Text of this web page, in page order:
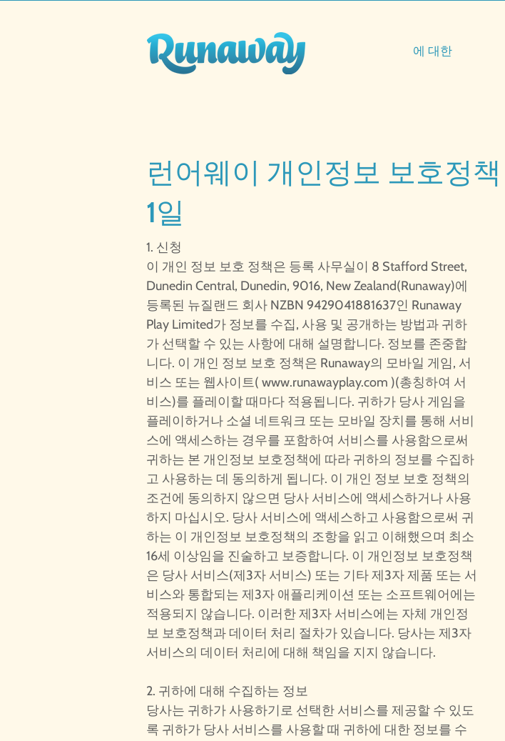
에 대한
런어웨이 개인정보 보호정
1일
1. 신청
이 개인 정보 보호 정책은 등록 사무실이 8 Stafford Street,
Dunedin Central, Dunedin, 9016, New Zealand(Runaway)에
등록된 뉴질랜드 회사 NZBN 9429041881637인 Runaway
Play Limited가 정보를 수집, 사용 및 공개하는 방법과 귀하
가 선택할 수 있는 사항에 대해 설명합니다. 정보를 존중합
니다. 이 개인 정보 보호 정책은 Runaway의 모바일 게임, 서
비스 또는 웹사이트( www.runawayplay.com )(총칭하여 서
비스)를 플레이할 때마다 적용됩니다. 귀하가 당사 게임을
플레이하거나 소셜 네트워크 또는 모바일 장치를 통해 서비
스에 액세스하는 경우를 포함하여 서비스를 사용함으로써
귀하는 본 개인정보 보호정책에 따라 귀하의 정보를 수집하
고 사용하는 데 동의하게 됩니다. 이 개인 정보 보호 정책의
조건에 동의하지 않으면 당사 서비스에 액세스하거나 사용
하지 마십시오. 당사 서비스에 액세스하고 사용함으로써 귀
하는 이 개인정보 보호정책의 조항을 읽고 이해했으며 최소
16세 이상임을 진술하고 보증합니다. 이 개인정보 보호정책
은 당사 서비스(제3자 서비스) 또는 기타 제3자 제품 또는 서
비스와 통합되는 제3자 애플리케이션 또는 소프트웨어에는
적용되지 않습니다. 이러한 제3자 서비스에는 자체 개인정
보 보호정책과 데이터 처리 절차가 있습니다. 당사는 제3자
서비스의 데이터 처리에 대해 책임을 지지 않습니다.
2. 귀하에 대해 수집하는 정보
당사는 귀하가 사용하기로 선택한 서비스를 제공할 수 있도
록 귀하가 당사 서비스를 사용할 때 귀하에 대한 정보를 수